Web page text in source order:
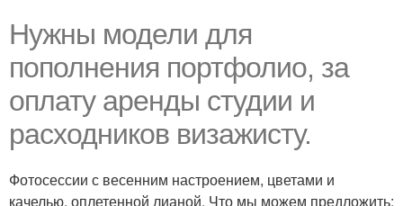
Нужны модели для
пополнения портфолио, за
оплату аренды студии и
расходников визажисту.
Фотосессии с весенним настроением, цветами и
качелью, оплетенной лианой. Что мы можем предложить: